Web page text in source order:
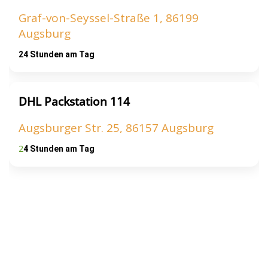
Graf-von-Seyssel-Straße 1, 86199
Augsburg
24 Stunden am Tag
DHL Packstation 114
Augsburger Str. 25, 86157 Augsburg
24 Stunden am Tag